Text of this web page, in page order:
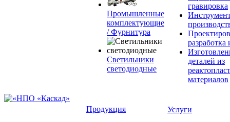
Промышленные
комплектующие
/ Фурнитура
Светильники
светодиодные
гравировка
разработка
деталей из
материалов
Продукция
Услуги